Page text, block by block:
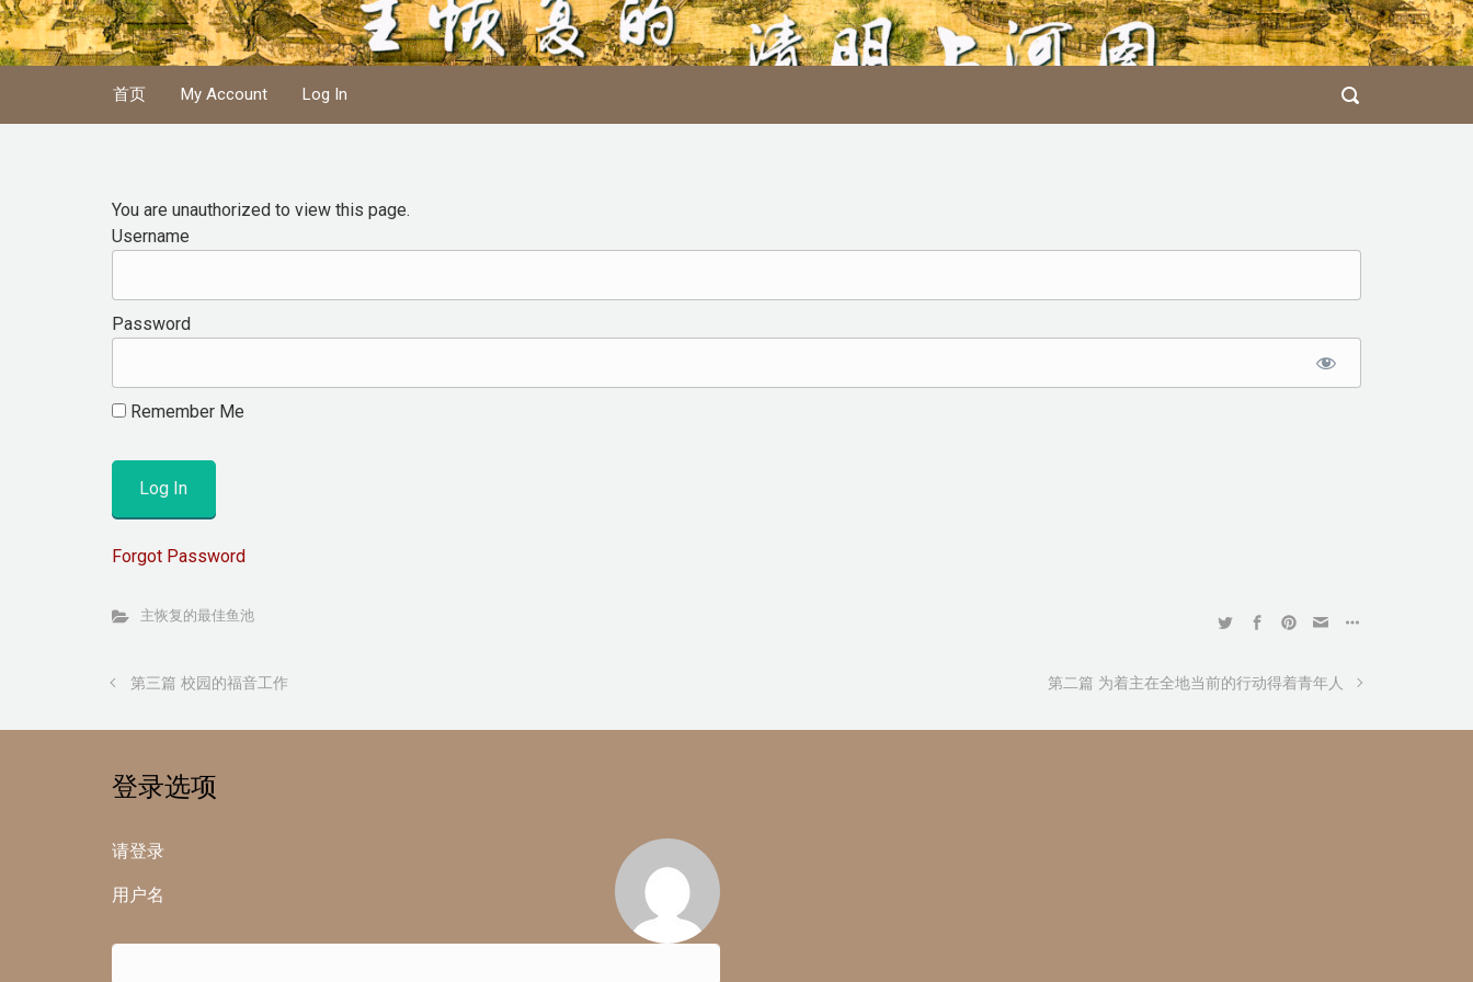
Skip to main content
首页 My Account Log In
You are unauthorized to view this page.
Username
Password
Remember Me
Forgot Password
主恢复的最佳鱼池
第三篇 校园的福音工作 第二篇 为着主在全地当前的行动得着青年人
登录选项
请登录
用户名